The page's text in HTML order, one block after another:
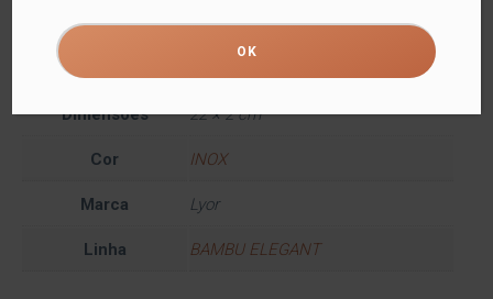
Informação adicional
Dimensões 22 × 2 cm
Cor INOX
Marca Lyor
Linha BAMBU ELEGANT